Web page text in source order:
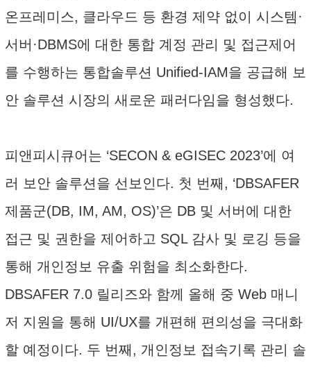
온프레미스, 클라우드 등 환경 제약 없이 시스템·
서버·DBMS에 대한 통합 계정 관리 및 접근제어
를 수행하는 통합솔루션 Unified-IAM을 공급해 보
안 솔루션 시장의 새로운 패러다임을 형성했다.
피앤피시큐어는 ‘SECON & eGISEC 2023’에 여
러 보안 솔루션을 선보인다. 첫 번째, ‘DBSAFER
제품군(DB, IM, AM, OS)’은 DB 및 서버에 대한
접근 및 권한을 제어하고 SQL 감사 및 로깅 등을
통해 개인정보 유출 위험을 최소화한다.
DBSAFER 7.0 릴리즈와 함께 올해 중 Web 매니
저 지원을 통해 UI/UX를 개편해 편의성을 극대화
할 예정이다. 두 번째, 개인정보 접속기록 관리 솔